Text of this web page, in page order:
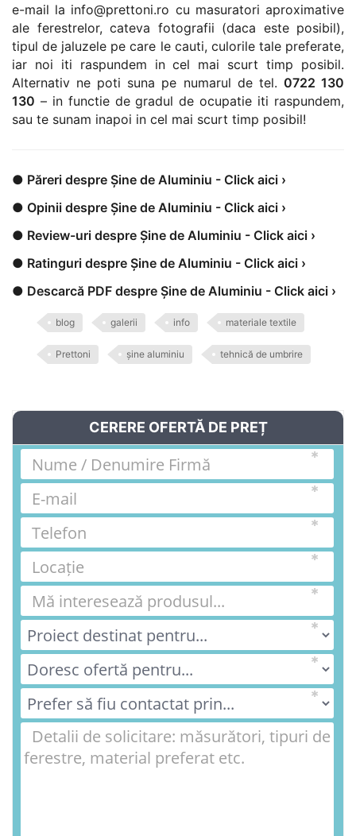
e-mail la info@prettoni.ro cu masuratori aproximative
ale ferestrelor, cateva fotografii (daca este posibil),
tipul de jaluzele pe care le cauti, culorile tale preferate,
iar noi iti raspundem in cel mai scurt timp posibil.
Alternativ ne poti suna pe numarul de tel. 0722 130
130 – in functie de gradul de ocupatie iti raspundem,
sau te sunam inapoi in cel mai scurt timp posibil!
● Păreri despre Șine de Aluminiu - Click aici ›
● Opinii despre Șine de Aluminiu - Click aici ›
● Review-uri despre Șine de Aluminiu - Click aici ›
● Ratinguri despre Șine de Aluminiu - Click aici ›
● Descarcă PDF despre Șine de Aluminiu - Click aici ›
blog galerii info materiale textile
Prettoni șine aluminiu tehnică de umbrire
CERERE OFERTĂ DE PREȚ